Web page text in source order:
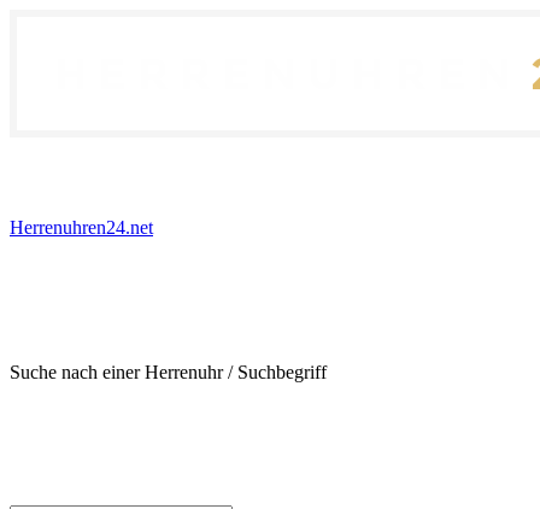
Herrenuhren24.net
Suche nach einer Herrenuhr / Suchbegriff